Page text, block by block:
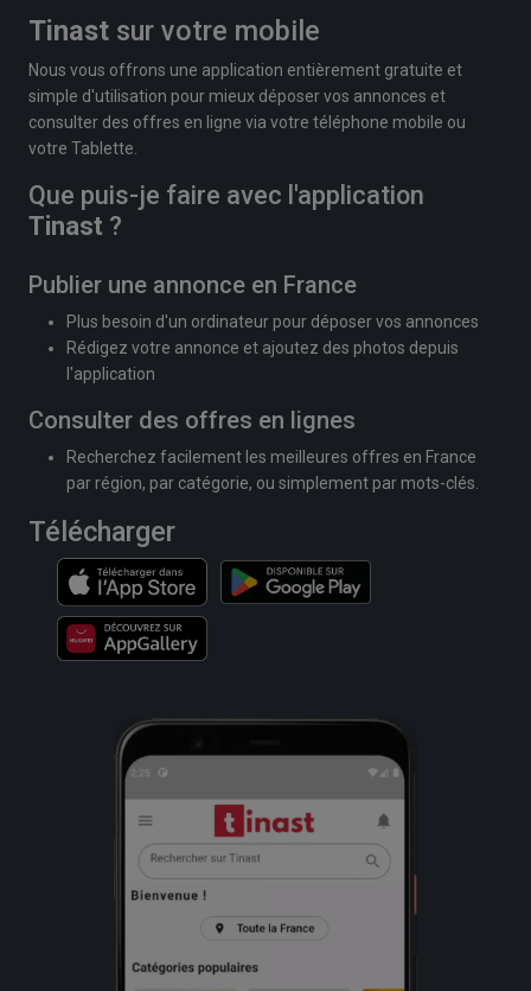
Tinast sur votre mobile
Nous vous offrons une application entièrement gratuite et
simple d'utilisation pour mieux déposer vos annonces et
consulter des offres en ligne via votre téléphone mobile ou
votre Tablette.
Que puis-je faire avec l'application
Tinast ?
Publier une annonce en France
Plus besoin d'un ordinateur pour déposer vos annonces
Rédigez votre annonce et ajoutez des photos depuis
l'application
Consulter des offres en lignes
Recherchez facilement les meilleures offres en France
par région, par catégorie, ou simplement par mots-clés.
Télécharger